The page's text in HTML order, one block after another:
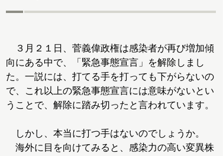
３月２１日、菅義偉政権は感染者が再び増加傾
向にある中で、「緊急事態宣言」を解除しまし
た。一説には、打てる手を打っても下がらないの
で、これ以上の緊急事態宣言には意味がないとい
うことで、解除に踏み切ったと言われています。
しかし、本当に打つ手はないのでしょうか。
海外に目を向けてみると、感染力の高い変異株